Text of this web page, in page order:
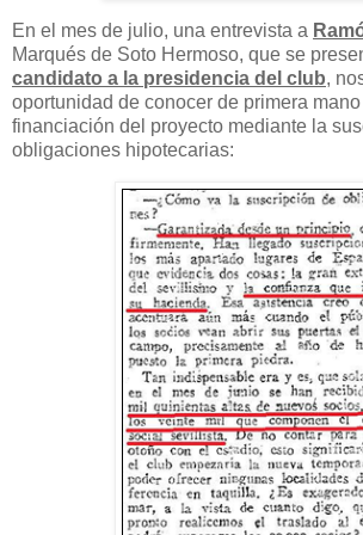
En el mes de julio, una entrevista a
Marqués de Soto Hermoso, que se
candidato a la presidencia del club,
oportunidad de conocer de primera
financiación del proyecto mediante la
obligaciones hipotecarias: